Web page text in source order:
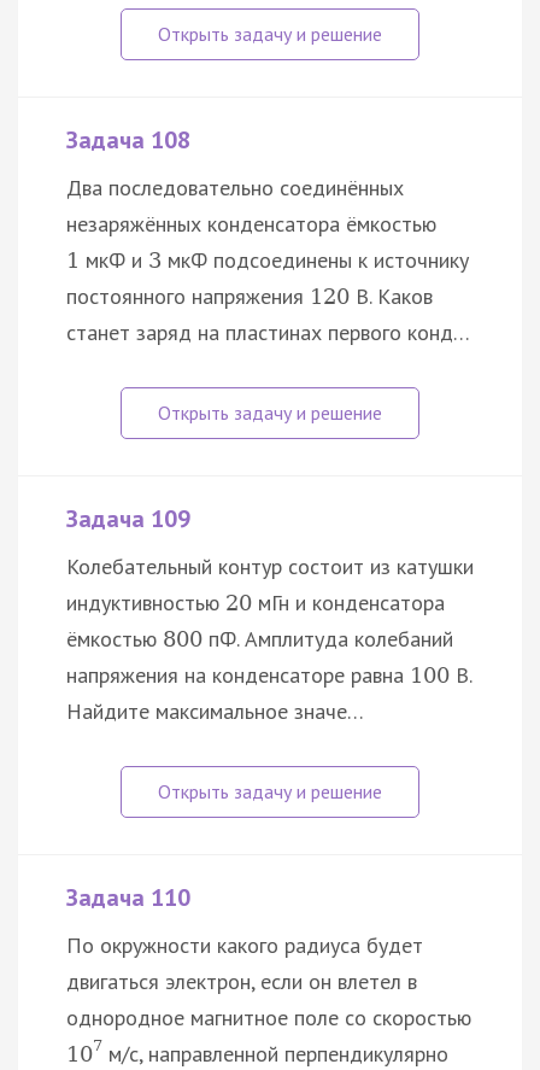
Задача 108
Два последовательно соединённых
незаряжённых конденсатора ёмкостью
1 мкФ и 3 мкФ подсоединены к источнику
постоянного напряжения 120 В. Каков
станет заряд на пластинах первого конд…
Задача 109
Колебательный контур состоит из катушки
индуктивностью 20 мГн и конденсатора
ёмкостью 800 пФ. Амплитуда колебаний
напряжения на конденсаторе равна 100 В.
Найдите максимальное значе…
Задача 110
По окружности какого радиуса будет
двигаться электрон, если он влетел в
однородное магнитное поле со скоростью
107 м/с, направленной перпендикулярно